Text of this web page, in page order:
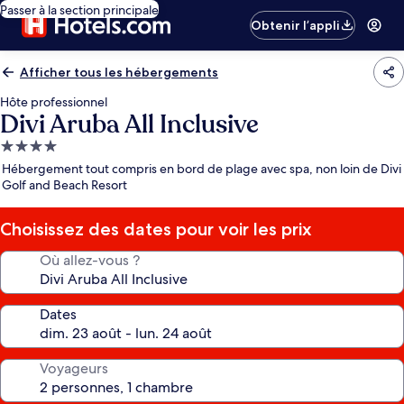
Passer à la section principale
Obtenir l’appli
Afficher tous les hébergements
Hôte professionnel
Divi Aruba All Inclusive
Hébergement
4.0 étoiles
Hébergement tout compris en bord de plage avec spa, non loin de Divi
Golf and Beach Resort
Choisissez des dates pour voir les prix
Où allez-vous ?
Dates
Voyageurs